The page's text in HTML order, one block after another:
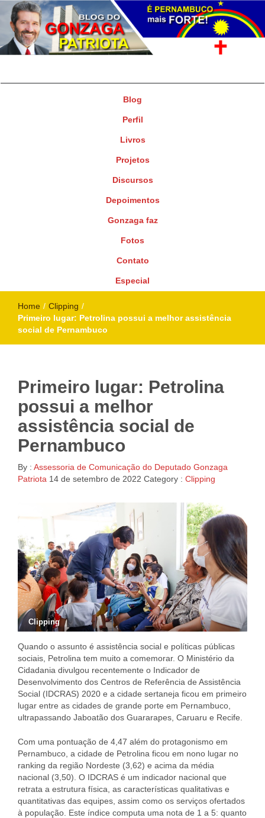
Blog
Perfil
Livros
Projetos
Discursos
Depoimentos
Gonzaga faz
Fotos
Contato
Especial
Home / Clipping /
Primeiro lugar: Petrolina possui a melhor assistência
social de Pernambuco
Primeiro lugar: Petrolina
possui a melhor
assistência social de
Pernambuco
By : Assessoria de Comunicação do Deputado Gonzaga
Patriota 14 de setembro de 2022 Category : Clipping
Clipping
Quando o assunto é assistência social e políticas públicas
sociais, Petrolina tem muito a comemorar. O Ministério da
Cidadania divulgou recentemente o Indicador de
Desenvolvimento dos Centros de Referência de Assistência
Social (IDCRAS) 2020 e a cidade sertaneja ficou em primeiro
lugar entre as cidades de grande porte em Pernambuco,
ultrapassando Jaboatão dos Guararapes, Caruaru e Recife.
Com uma pontuação de 4,47 além do protagonismo em
Pernambuco, a cidade de Petrolina ficou em nono lugar no
ranking da região Nordeste (3,62) e acima da média
nacional (3,50). O IDCRAS é um indicador nacional que
retrata a estrutura física, as características qualitativas e
quantitativas das equipes, assim como os serviços ofertados
à população. Este índice computa uma nota de 1 a 5: quanto